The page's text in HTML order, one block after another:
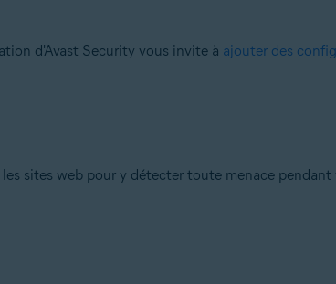
d'Avast Security vous invite à ajouter des
sites web pour y détecter toute menace